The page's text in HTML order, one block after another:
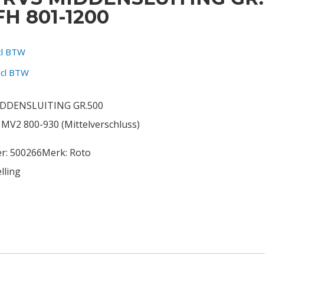
801-1200
BTW
BTW
GR.500
MV2 800-930 (Mittelverschluss)
500266Merk: Roto